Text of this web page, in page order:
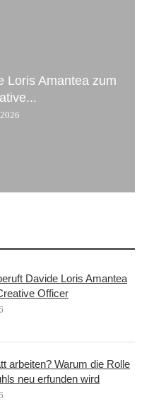
Loris Amantea zum
Davide Loris Amantea
Officer
arbeiten? Warum die Rolle
neu erfunden wird